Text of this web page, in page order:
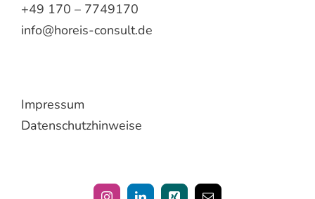
+49 170 – 7749170
info@horeis-consult.de
Impressum
Datenschutzhinweise